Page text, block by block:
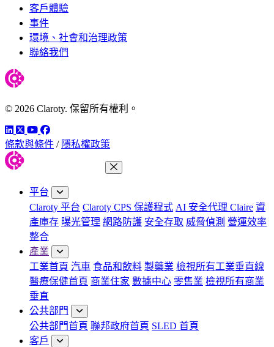
客戶體驗
事件
環境、社會和治理政策
聯絡我們
© 2026 Claroty. 保留所有權利。
LinkedIn
TwitterYouTube
Facebook
條款與條件 / 隱私權政策
平台
Claroty 平台 Claroty CPS 保護程式 AI 安全代理 Claire 資
產庫存 曝光管理 網路防護 安全存取 威脅偵測 營運效率
整合
產業
工業首頁 汽車 食品和飲料 製藥業 檢視所有工業垂直線
醫療保健首頁 商業住家 數據中心 零售業 檢視所有商業
垂直
公共部門
公共部門首頁 聯邦政府首頁 SLED 首頁
客戶